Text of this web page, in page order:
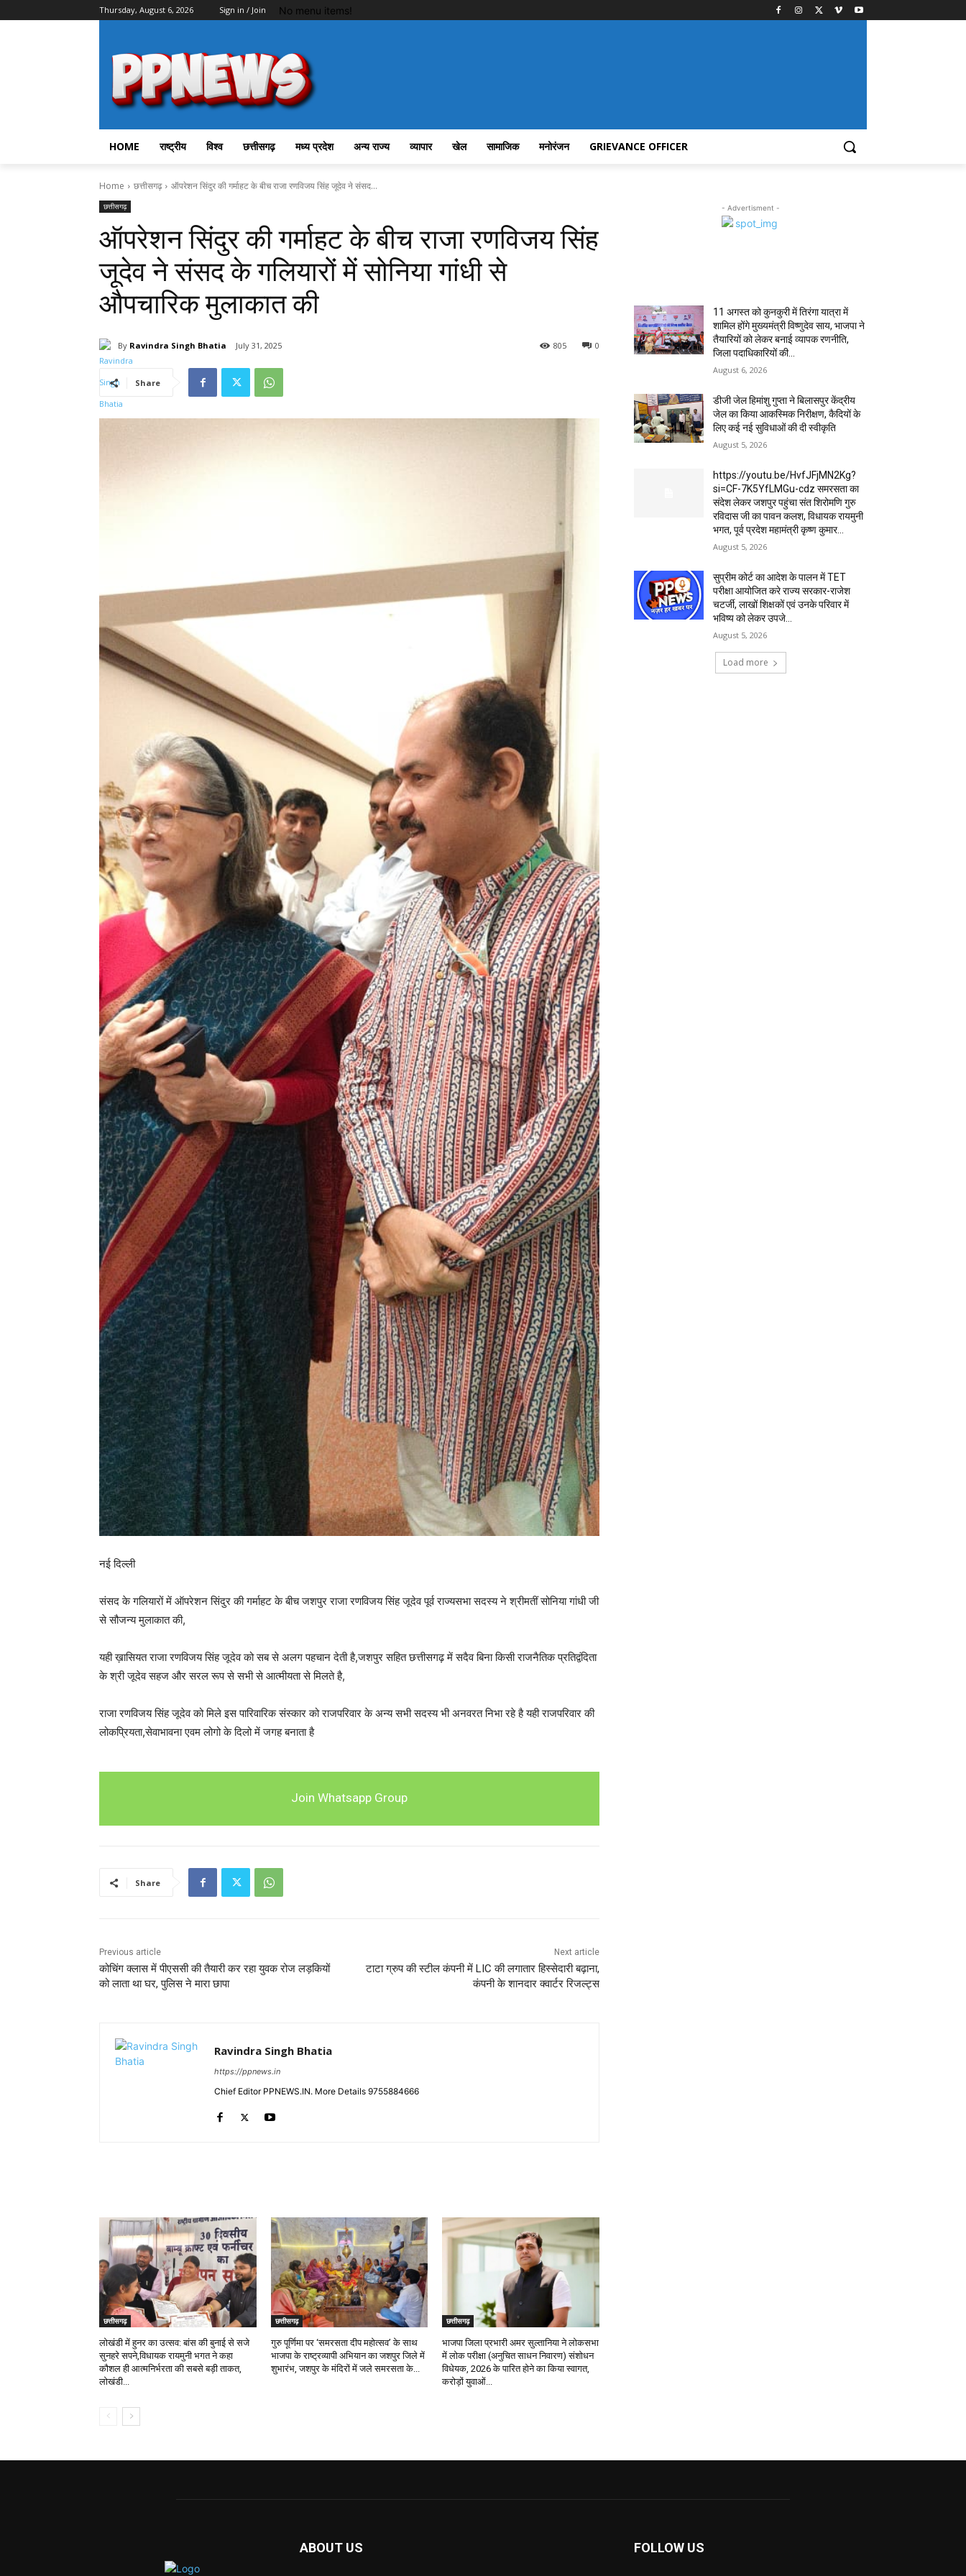
Thursday, August 6, 2026 Sign in / Join No menu items!
HOME राष्ट्रीय विश्व छत्तीसगढ़ मध्य प्रदेश अन्य राज्य व्यापार खेल सामाजिक मनोरंजन GRIEVANCE OFFICER
Home छत्तीसगढ़ ऑपरेशन सिंदुर की गर्माहट के बीच राजा रणविजय सिंह जूदेव ने संसद...
छत्तीसगढ़
ऑपरेशन सिंदुर की गर्माहट के बीच राजा रणविजय सिंह
जूदेव ने संसद के गलियारों में सोनिया गांधी से
औपचारिक मुलाकात की
By Ravindra Singh Bhatia July 31, 2025 0
805
Share
नई दिल्ली
संसद के गलियारों में ऑपरेशन सिंदुर की गर्माहट के बीच जशपुर राजा रणविजय सिंह जूदेव पूर्व राज्यसभा सदस्य ने श्रीमतीं सोनिया गांधी जी
से सौजन्य मुलाकात की,
यही ख़ासियत राजा रणविजय सिंह जूदेव को सब से अलग पहचान देती है,जशपुर सहित छत्तीसगढ़ में सदैव बिना किसी राजनैतिक प्रतिद्वंदिता
के श्री जूदेव सहज और सरल रूप से सभी से आत्मीयता से मिलते है,
राजा रणविजय सिंह जूदेव को मिले इस पारिवारिक संस्कार को राजपरिवार के अन्य सभी सदस्य भी अनवरत निभा रहे है यही राजपरिवार की
लोकप्रियता,सेवाभावना एवम लोगो के दिलो में जगह बनाता है
Join Whatsapp Group
Share
Previous article
कोचिंग क्लास में पीएससी की तैयारी कर रहा युवक रोज लड़कियों
को लाता था घर, पुलिस ने मारा छापा
Next article
टाटा ग्रुप की स्टील कंपनी में LIC की लगातार हिस्सेदारी बढ़ाना,
कंपनी के शानदार क्वार्टर रिजल्ट्स
Ravindra Singh Bhatia
https://ppnews.in
Chief Editor PPNEWS.IN. More Details 9755884666
छत्तीसगढ़
लोखंडी में हुनर का उत्सव: बांस की बुनाई से सजे
सुनहरे सपने,विधायक रायमुनी भगत ने कहा
कौशल ही आत्मनिर्भरता की सबसे बड़ी ताकत,
लोखंडी...
छत्तीसगढ़
गुरु पूर्णिमा पर ‘समरसता दीप महोत्सव’ के साथ
भाजपा के राष्ट्रव्यापी अभियान का जशपुर जिले में
शुभारंभ, जशपुर के मंदिरों में जले समरसता के...
छत्तीसगढ़
भाजपा जिला प्रभारी अमर सुल्तानिया ने लोकसभा
में लोक परीक्षा (अनुचित साधन निवारण) संशोधन
विधेयक, 2026 के पारित होने का किया स्वागत,
करोड़ों युवाओं...
- Advertisment -
11 अगस्त को कुनकुरी में तिरंगा यात्रा में
शामिल होंगे मुख्यमंत्री विष्णुदेव साय, भाजपा ने
तैयारियों को लेकर बनाई व्यापक रणनीति,
जिला पदाधिकारियों की...
August 6, 2026
डीजी जेल हिमांशु गुप्ता ने बिलासपुर केंद्रीय
जेल का किया आकस्मिक निरीक्षण, कैदियों के
लिए कई नई सुविधाओं की दी स्वीकृति
August 5, 2026
https://youtu.be/HvfJFjMN2Kg?
si=CF-7K5YfLMGu-cdz समरसता का
संदेश लेकर जशपुर पहुंचा संत शिरोमणि गुरु
रविदास जी का पावन कलश, विधायक रायमुनी
भगत, पूर्व प्रदेश महामंत्री कृष्ण कुमार...
August 5, 2026
सुप्रीम कोर्ट का आदेश के पालन में TET
परीक्षा आयोजित करे राज्य सरकार-राजेश
चटर्जी, लाखों शिक्षकों एवं उनके परिवार में
भविष्य को लेकर उपजे...
August 5, 2026
Load more
ABOUT US FOLLOW US